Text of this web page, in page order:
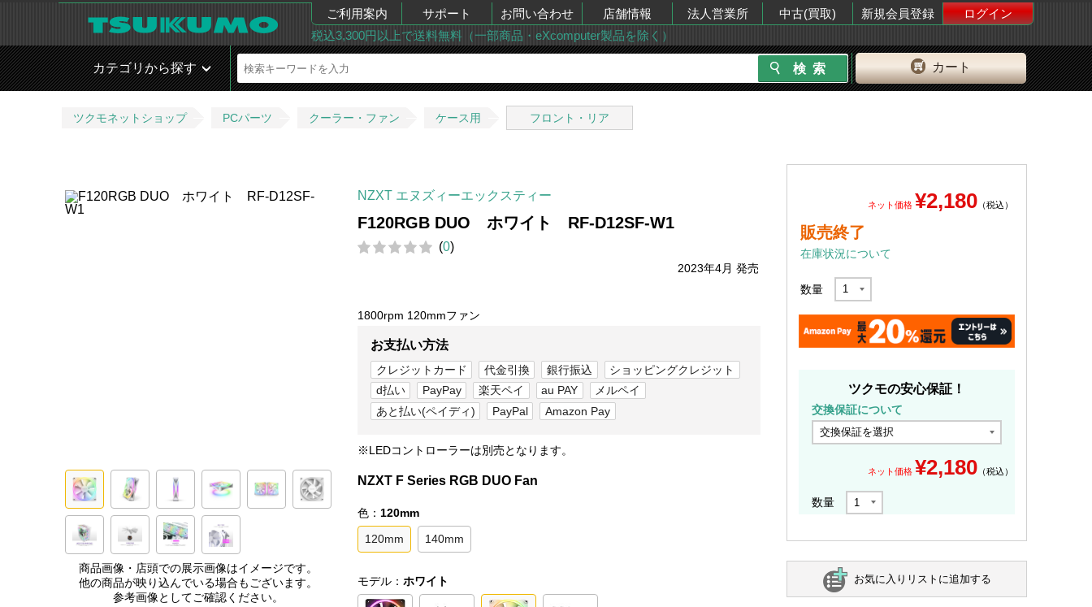
ご利用案内 サポート お問い合わせ 店舗情報 法人営業所 中古(買取) 新規会員登録
ログイン
税込3,300円以上で送料無料（一部商品・eXcomputer製品を除く）
カート
カテゴリから探す
ツクモネットショップ PCパーツ クーラー・ファン ケース用 フロント・リア
商品画像・店頭での展示画像はイメージです。
他の商品が映り込んでいる場合もございます。
参考画像としてご確認ください。
NZXT エヌズィーエックスティー
F120RGB DUO ホワイト RF-D12SF-W1
(0)
2023年4月 発売
1800rpm 120mmファン
お支払い方法
クレジットカード 代金引換 銀行振込
ショッピングクレジット
d払い
PayPay 楽天ペイ au PAY
メルペイ
あと払い(ペイディ)
PayPal Amazon Pay
※LEDコントローラーは別売となります。
NZXT F Series RGB DUO Fan
色： 120mm
120mm 140mm
モデル： ホワイト
ネット価格 ¥2,180 （税込）
販売終了
在庫状況について
数量
ツクモの安心保証！
交換保証について
ネット価格 ¥2,180 （税込）
数量
お気に入りリストに追加する